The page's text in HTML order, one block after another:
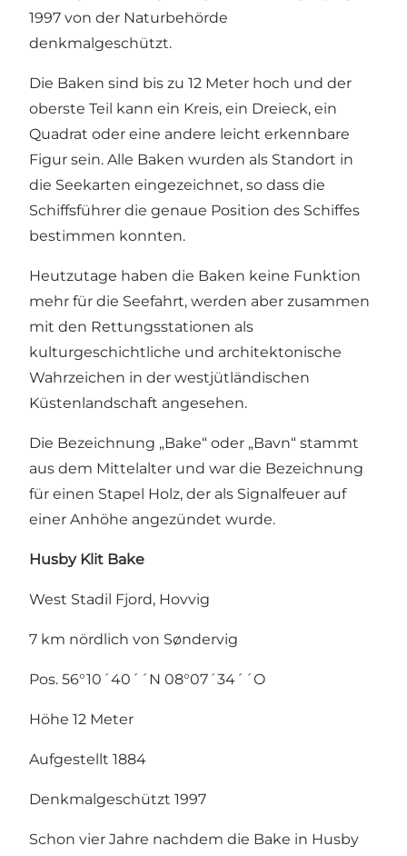
1997 von der Naturbehörde
denkmalgeschützt.
Die Baken sind bis zu 12 Meter hoch und der
oberste Teil kann ein Kreis, ein Dreieck, ein
Quadrat oder eine andere leicht erkennbare
Figur sein. Alle Baken wurden als Standort in
die Seekarten eingezeichnet, so dass die
Schiffsführer die genaue Position des Schiffes
bestimmen konnten.
Heutzutage haben die Baken keine Funktion
mehr für die Seefahrt, werden aber zusammen
mit den Rettungsstationen als
kulturgeschichtliche und architektonische
Wahrzeichen in der westjütländischen
Küstenlandschaft angesehen.
Die Bezeichnung „Bake“ oder „Bavn“ stammt
aus dem Mittelalter und war die Bezeichnung
für einen Stapel Holz, der als Signalfeuer auf
einer Anhöhe angezündet wurde.
Husby Klit Bake
West Stadil Fjord, Hovvig
7 km nördlich von Søndervig
Pos. 56°10´40´´N 08°07´34´´O
Höhe 12 Meter
Aufgestellt 1884
Denkmalgeschützt 1997
Schon vier Jahre nachdem die Bake in Husby